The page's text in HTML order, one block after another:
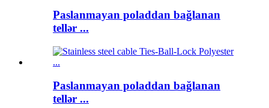
Paslanmayan poladdan bağlanan
tellər ...
Paslanmayan poladdan bağlanan
tellər ...